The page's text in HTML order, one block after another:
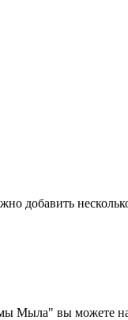
добавить
Мыла" вы можете